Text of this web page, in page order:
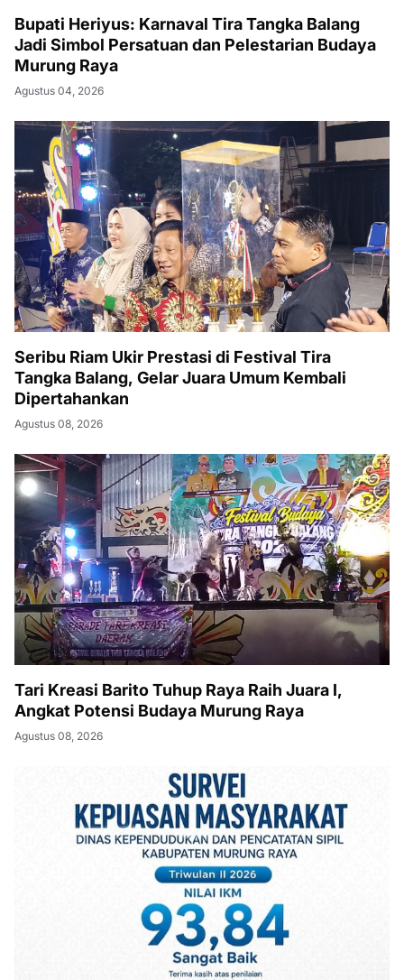
Bupati Heriyus: Karnaval Tira Tangka Balang
Jadi Simbol Persatuan dan Pelestarian Budaya
Murung Raya
Agustus 04, 2026
Seribu Riam Ukir Prestasi di Festival Tira
Tangka Balang, Gelar Juara Umum Kembali
Dipertahankan
Agustus 08, 2026
Tari Kreasi Barito Tuhup Raya Raih Juara I,
Angkat Potensi Budaya Murung Raya
Agustus 08, 2026